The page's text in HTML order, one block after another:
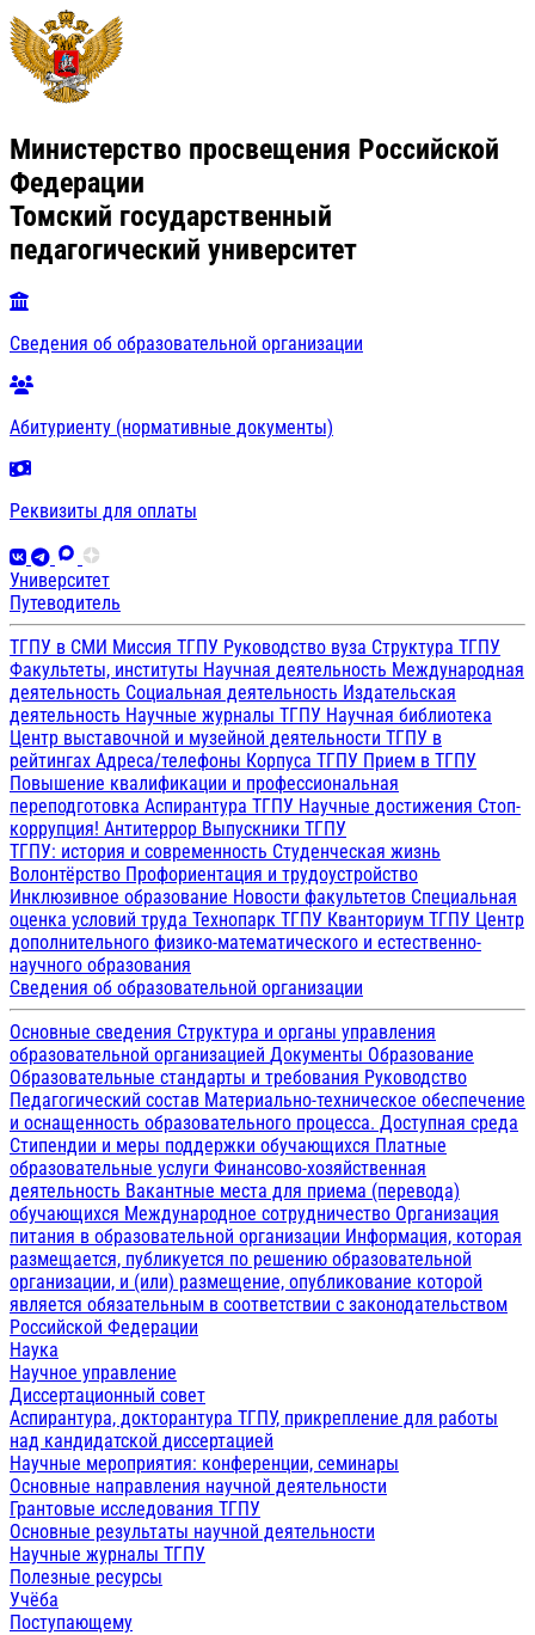
Министерство просвещения Российской
Федерации
Томский государственный
педагогический университет
Сведения об образовательной организации
Абитуриенту (нормативные документы)
Реквизиты для оплаты
Университет
Путеводитель
ТГПУ в СМИ Миссия ТГПУ Руководство вуза Структура ТГПУ
Факультеты, институты Научная деятельность Международная
деятельность Социальная деятельность Издательская
деятельность Научные журналы ТГПУ Научная библиотека
Центр выставочной и музейной деятельности ТГПУ в
рейтингах Адреса/телефоны Корпуса ТГПУ Прием в ТГПУ
Повышение квалификации и профессиональная
переподготовка Аспирантура ТГПУ Научные достижения Стоп-
коррупция! Антитеррор Выпускники ТГПУ
ТГПУ: история и современность Студенческая жизнь
Волонтёрство Профориентация и трудоустройство
Инклюзивное образование Новости факультетов Специальная
оценка условий труда Технопарк ТГПУ Кванториум ТГПУ Центр
дополнительного физико-математического и естественно-
научного образования
Сведения об образовательной организации
Основные сведения Структура и органы управления
образовательной организацией Документы Образование
Образовательные стандарты и требования Руководство
Педагогический состав Материально-техническое обеспечение
и оснащенность образовательного процесса. Доступная среда
Стипендии и меры поддержки обучающихся Платные
образовательные услуги Финансово-хозяйственная
деятельность Вакантные места для приема (перевода)
обучающихся Международное сотрудничество Организация
питания в образовательной организации Информация, которая
размещается, публикуется по решению образовательной
организации, и (или) размещение, опубликование которой
является обязательным в соответствии с законодательством
Российской Федерации
Наука
Научное управление
Диссертационный совет
Аспирантура, докторантура ТГПУ, прикрепление для работы
над кандидатской диссертацией
Научные мероприятия: конференции, семинары
Основные направления научной деятельности
Грантовые исследования ТГПУ
Основные результаты научной деятельности
Научные журналы ТГПУ
Полезные ресурсы
Учёба
Поступающему